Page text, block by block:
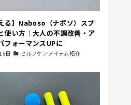
る】Naboso（ナボソ）スプ
使い方｜大人の不調改善・ア
フォーマンスUPに
日 セルフケアアイテム紹介